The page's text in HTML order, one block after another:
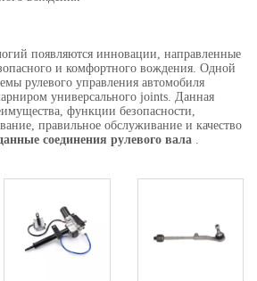
появляются инновации, направленные
и комфортного вождения. Одной
рулевого управления автомобиля
универсального joints. Данная
функции безопасности,
правильное обслуживание и качество
соединения рулевого вала .